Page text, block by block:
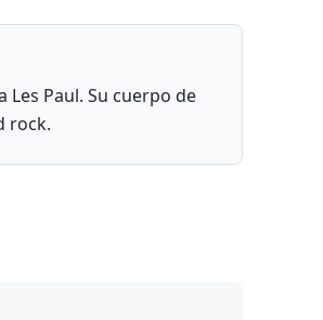
Les Paul. Su cuerpo de
rock.